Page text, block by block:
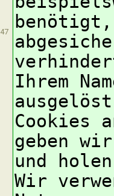
47
Ihrem
Cookies
geben
und
Wir